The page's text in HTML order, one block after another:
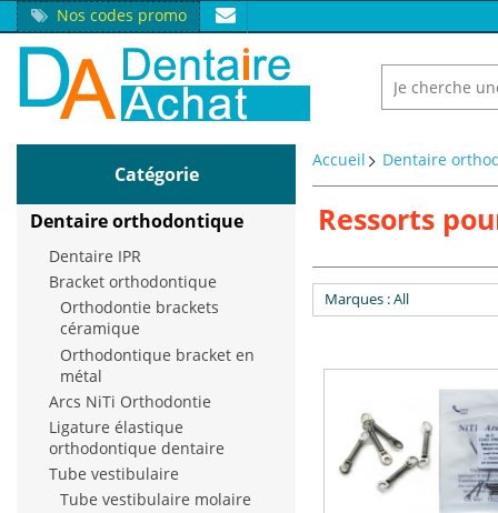
Nos codes promo
Catégorie
Dentaire orthodontique
Dentaire IPR
Bracket orthodontique
Orthodontie brackets
céramique
Orthodontique bracket en
métal
Arcs NiTi Orthodontie
Ligature élastique
orthodontique dentaire
Tube vestibulaire
Tube vestibulaire molaire
Accueil Dentaire
Ressorts
Marques : All